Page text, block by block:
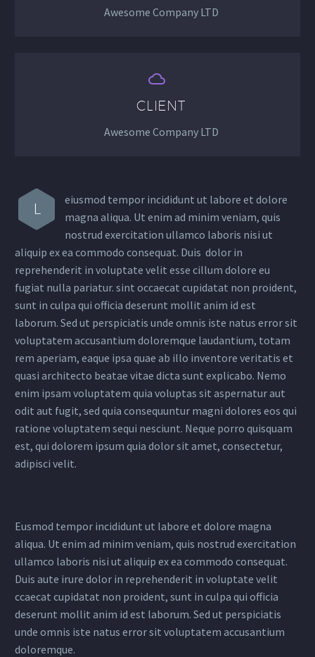
Awesome Company LTD


CLIENT
Awesome Company LTD
L
eiusmod tempor incididunt ut labore et dolore
magna aliqua. Ut enim ad minim veniam, quis
nostrud exercitation ullamco laboris nisi ut
aliquip ex ea commodo consequat. Duis dolor in
reprehenderit in voluptate velit esse cillum dolore eu
fugiat nulla pariatur. sint occaecat cupidatat non proident,
sunt in culpa qui officia deserunt mollit anim id est
laborum. Sed ut perspiciatis unde omnis iste natus error sit
voluptatem accusantium doloremque laudantium, totam
rem aperiam, eaque ipsa quae ab illo inventore veritatis et
quasi architecto beatae vitae dicta sunt explicabo. Nemo
enim ipsam voluptatem quia voluptas sit aspernatur aut
odit aut fugit, sed quia consequuntur magni dolores eos qui
ratione voluptatem sequi nesciunt. Neque porro quisquam
est, qui dolorem ipsum quia dolor sit amet, consectetur,
adipisci velit.
Eusmod tempor incididunt ut labore et dolore magna
aliqua. Ut enim ad minim veniam, quis nostrud exercitation
ullamco laboris nisi ut aliquip ex ea commodo consequat.
Duis aute irure dolor in reprehenderit in voluptate velit
ccaecat cupidatat non proident, sunt in culpa qui officia
deserunt mollit anim id est laborum. Sed ut perspiciatis
unde omnis iste natus error sit voluptatem accusantium
doloremque.